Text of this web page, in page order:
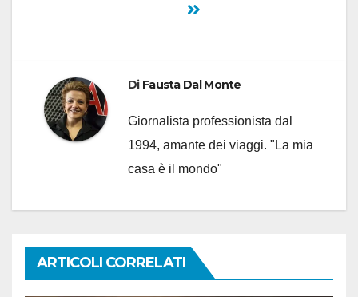
Di Fausta Dal Monte
Giornalista professionista dal
1994, amante dei viaggi. "La mia
casa è il mondo"
ARTICOLI CORRELATI